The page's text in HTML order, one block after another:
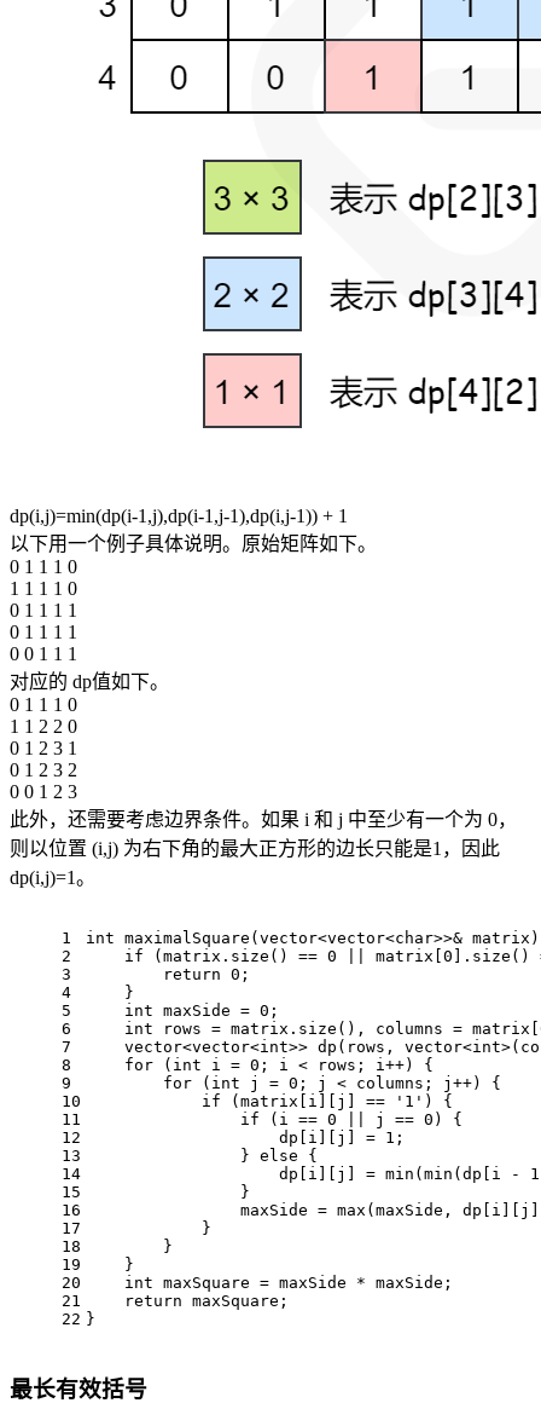
dp(i,j)=min(dp(i-1,j),dp(i-1,j-1),dp(i,j-1)) + 1
以下用一个例子具体说明。原始矩阵如下。
0 1 1 1 0
1 1 1 1 0
0 1 1 1 1
0 1 1 1 1
0 0 1 1 1
对应的 dp值如下。
0 1 1 1 0
1 1 2 2 0
0 1 2 3 1
0 1 2 3 2
0 0 1 2 3
此外，还需要考虑边界条件。如果 i 和 j 中至少有一个为 0，
则以位置 (i,j) 为右下角的最大正方形的边长只能是1，因此
dp(i,j)=1。
1
2
3
4
5
6
7
8
9
10
11
12
13
14
15
16
17
18
19
20
21
22
int maximalSquare (vector<vector<char>>& matrix)
if (matrix. size () == 0 || matrix[ 0 ]. size ()
return 0 ;
    }
int maxSide = 0 ;
int rows = matrix. size (), columns = matrix[
    vector<vector<
int>> dp (rows, vector<int
for ( int i = 0 ; i < rows; i++) {
for ( int j = 0 ; j < columns; j++) {
if (matrix[i][j] == '1' ) {
if (i == 0 || j == 0 ) {
                    dp[i][j] =
1 ;
                }
else {
                    dp[i][j] =
min ( min (dp[i - 1
                }
                maxSide =
max (maxSide,
            }
        }
    }
int maxSquare = maxSide * maxSide;
return maxSquare;
}
最长有效括号